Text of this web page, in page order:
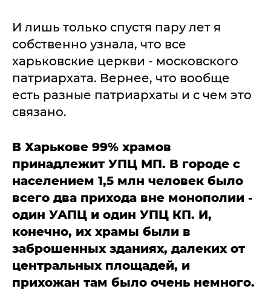
И лишь только спустя пару лет я
собственно узнала, что все
харьковские церкви - московского
патриархата. Вернее, что вообще
есть разные патриархаты и с чем это
связано.
В Харькове 99% храмов
принадлежит УПЦ МП. В городе с
населением 1,5 млн человек было
всего два прихода вне монополии -
один УАПЦ и один УПЦ КП. И,
конечно, их храмы были в
заброшенных зданиях, далеких от
центральных площадей, и
прихожан там было очень немного.